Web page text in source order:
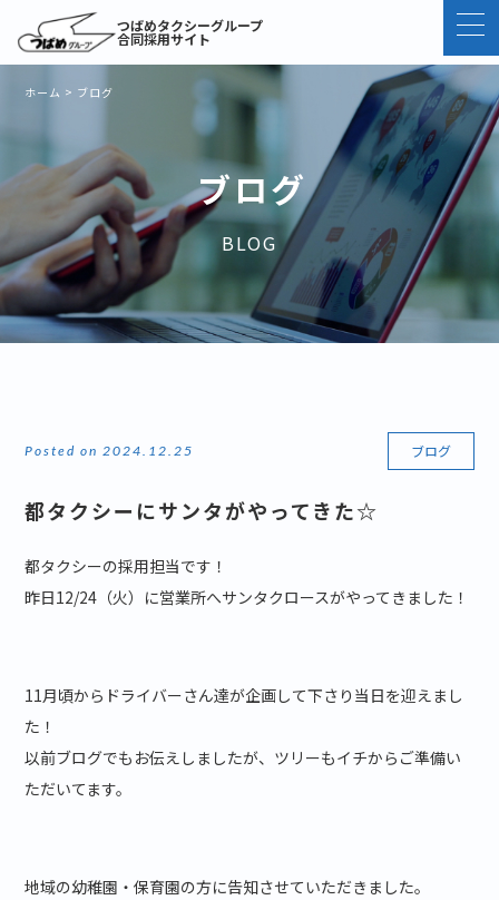
つばめタクシーグループ
合同採用サイト
ホーム > ブログ
ブログ
BLOG
Posted on 2024.12.25 ブログ
都タクシーにサンタがやってきた☆
都タクシーの採用担当です！
昨日12/24（火）に営業所へサンタクロースがやってきました！
11月頃からドライバーさん達が企画して下さり当日を迎えまし
た！
以前ブログでもお伝えしましたが、ツリーもイチからご準備い
ただいてます。
地域の幼稚園・保育園の方に告知させていただきました。